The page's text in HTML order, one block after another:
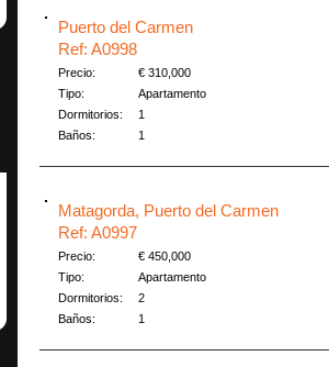
Puerto del Carmen
Ref: A0998
Precio:
€ 310,000
Tipo:
Apartamento
Dormitorios:
1
Baños:
1
Matagorda, Puerto del Carmen
Ref: A0997
Precio:
€ 450,000
Tipo:
Apartamento
Dormitorios:
2
Baños:
1